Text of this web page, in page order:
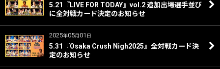
5.21『LIVE FOR TODAY』vol.2 追加出場選手並び
に全対戦カード決定のお知らせ
2025年05月01 日
5.31『Osaka Crush Nigh2025』全対戦カード決
定のお知らせ